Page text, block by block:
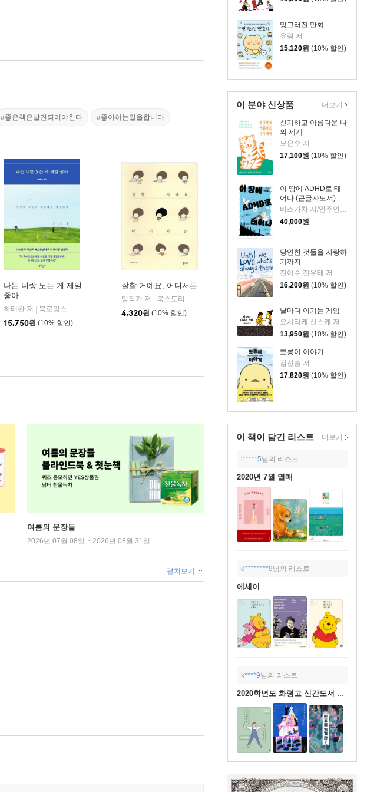
망그러진 만화
유랑 저
15,120원 (10% 할인)
이 분야 신상품
신기하고 아름다운 나
의 세계
모은수 저
17,100원 (10% 할인)
이 땅에 ADHD로 태
어나 (큰글자도서)
비스카차 저/안주연 감수
40,000원
당연한 것들을 사랑하
기까지
전이수,전우태 저
16,200원 (10% 할인)
날마다 이기는 게임
요시타케 신스케 저/이소담 역
13,950원 (10% 할인)
뾰롱이 이야기
김진솔 저
17,820원 (10% 할인)
더보기
이 책이 담긴 리스트 더보기
l*****5님의 리스트
2020년 7월 열매
d********9님의 리스트
에세이
k****9님의 리스트
2020학년도 화령고 신간도서 구입 목록-2
#좋은책은발견되어야한다 #좋아하는일을합니다
| 수오서재
나는 너랑 노는 게 제일
좋아
하태완 저
북로망스
15,750원 (10% 할인)
잘할 거예요, 어디서든
멍작가 저
북스토리
4,320원 (10% 할인)
여름의 문장들
2026년 07월 08일 ~ 2026년 08월 31일
펼쳐보기